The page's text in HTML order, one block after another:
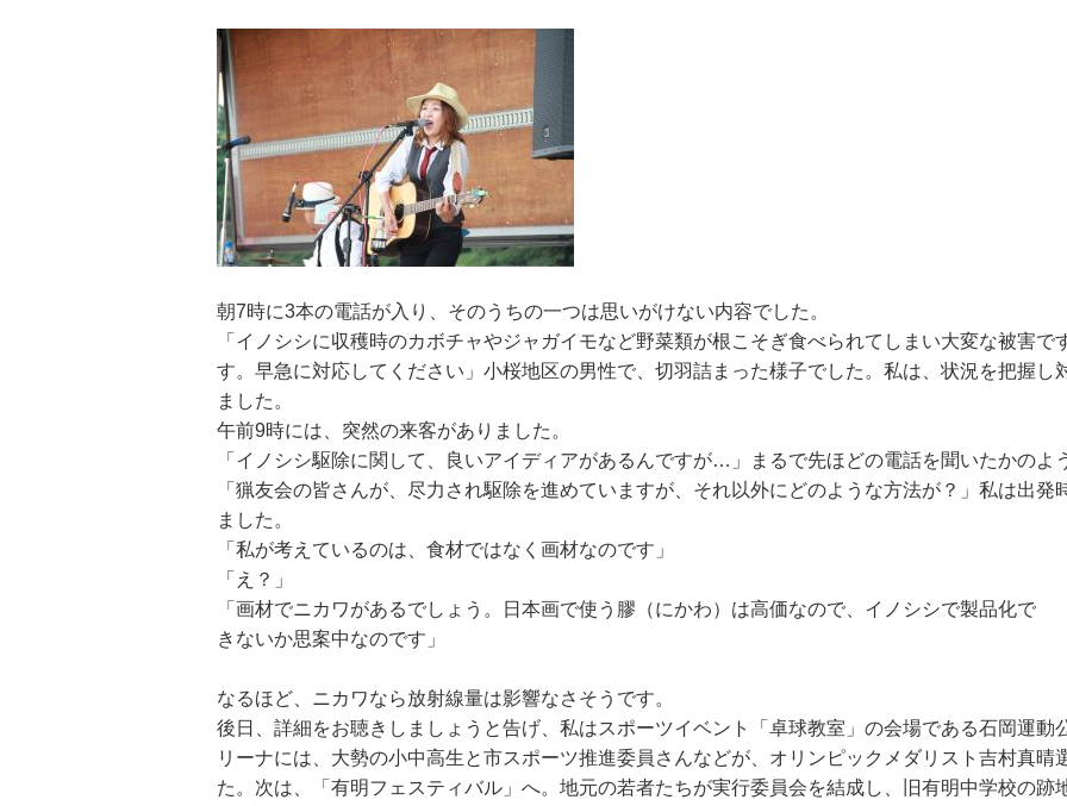
朝7時に3本の電話が入り、そのうちの一つは思いがけない内容でした。
「イノシシに収穫時のカボチャやジャガイモなど野菜類が根こそぎ食べられてしまい大変な被害
す。早急に対応してください」小桜地区の男性で、切羽詰まった様子でした。私は、状況を把握し
ました。
午前9時には、突然の来客がありました。
「イノシシ駆除に関して、良いアイディアがあるんですが…」まるで先ほどの電話を聞いたかのよ
「猟友会の皆さんが、尽力され駆除を進めていますが、それ以外にどのような方法が？」私は出
ました。
「私が考えているのは、食材ではなく画材なのです」
「え？」
「画材でニカワがあるでしょう。日本画で使う膠（にかわ）は高価なので、イノシシで製品化で
きないか思案中なのです」
なるほど、ニカワなら放射線量は影響なさそうです。
後日、詳細をお聴きしましょうと告げ、私はスポーツイベント「卓球教室」の会場である石岡運動
リーナには、大勢の小中高生と市スポーツ推進委員さんなどが、オリンピックメダリスト吉村真晴
た。次は、「有明フェスティバル」へ。地元の若者たちが実行委員会を結成し、旧有明中学校の跡